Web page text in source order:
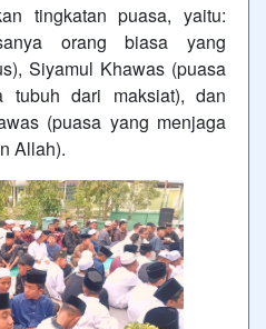
tingkatan puasa, yaitu:
orang biasa yang
Siyamul Khawas (puasa
tubuh dari maksiat), dan
(puasa yang menjaga
Allah).